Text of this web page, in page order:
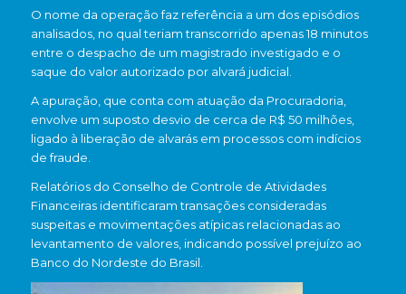
O nome da operação faz referência a um dos episódios
analisados, no qual teriam transcorrido apenas 18 minutos
entre o despacho de um magistrado investigado e o
saque do valor autorizado por alvará judicial.
A apuração, que conta com atuação da Procuradoria,
envolve um suposto desvio de cerca de R$ 50 milhões,
ligado à liberação de alvarás em processos com indícios
de fraude.
Relatórios do Conselho de Controle de Atividades
Financeirasidentificaram transações consideradas
suspeitas e movimentações atípicas relacionadas ao
levantamento de valores, indicando possível prejuízo ao
Banco do Nordeste do Brasil